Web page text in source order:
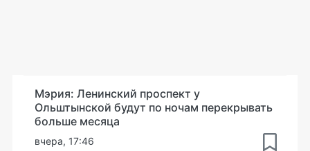
Мэрия: Ленинский проспект у
Ольштынской будут по ночам перекрывать
больше месяца
вчера, 17:46